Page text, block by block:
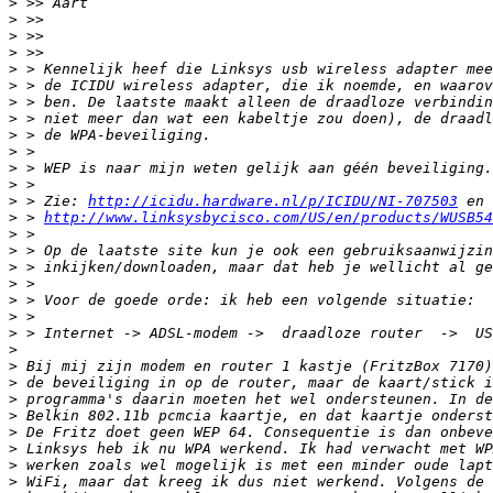
>
>
>
>
>
>
>
>
>
>
>
> > Zie: http://icidu.hardware.nl/p/ICIDU/NI-707503
> > http://www.linksysbycisco.com/US/en/products/
>
>
>
>
>
>
>
>
>
>
>
>
>
>
>
>